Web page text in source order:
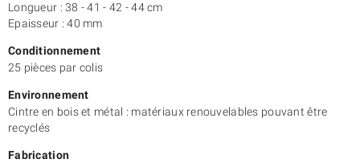
Longueur : 38 - 41 - 42 - 44 cm
Epaisseur : 40 mm
Conditionnement
25 pièces par colis
Environnement
Cintre en bois et métal : matériaux renouvelables pouvant être
recyclés
Fabrication